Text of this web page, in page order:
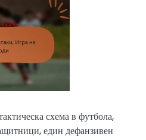
схема в футбола,
един дефанзивен